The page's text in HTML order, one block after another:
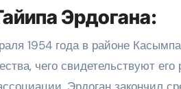
Эрдогана:
1954 года в районе
чего свидетельствуют